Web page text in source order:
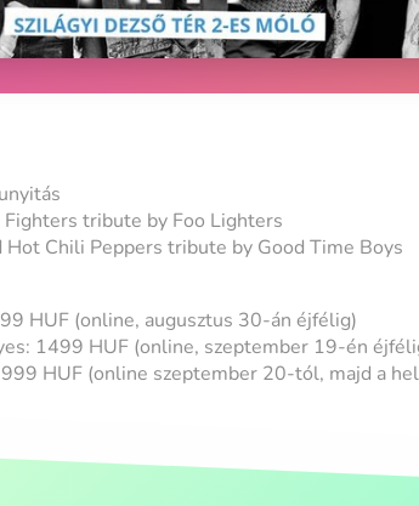
Fighters tribute by Foo Lighters
Hot Chili Peppers tribute by Good Time Boys
HUF (online, augusztus 30-án éjfélig)
1499 HUF (online, szeptember 19-én
HUF (online szeptember 20-tól, majd a